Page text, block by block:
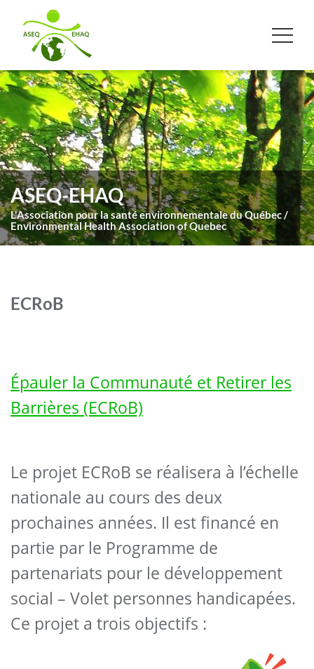
ASEQ-EHAQ
L'Association pour la santé environnementale du Québec /
Environmental Health Association of Quebec
ECRoB
Épauler la Communauté et Retirer les
Barrières (ECRoB)
Le projet ECRoB se réalisera à l’échelle
nationale au cours des deux
prochaines années. Il est financé en
partie par le Programme de
partenariats pour le développement
social – Volet personnes handicapées.
Ce projet a trois objectifs :